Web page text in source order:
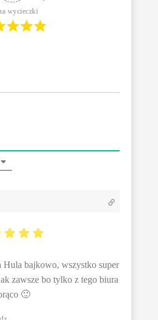
wycieczki
bajkowo, wszystko super
zawsze bo tylko z tego biura
🙂